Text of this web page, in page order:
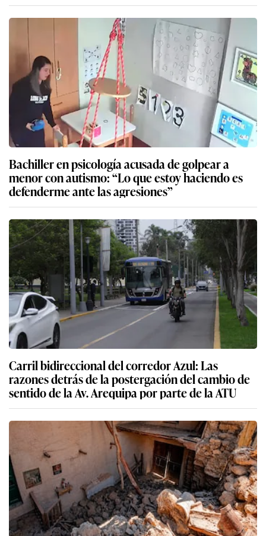
Bachiller en psicología acusada de golpear a
menor con autismo: “Lo que estoy haciendo es
defenderme ante las agresiones”
Carril bidireccional del corredor Azul: Las
razones detrás de la postergación del cambio de
sentido de la Av. Arequipa por parte de la ATU